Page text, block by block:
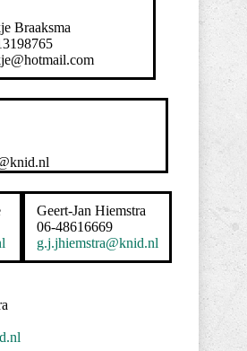
Geert-Jan Hiemstra
06-48616669
g.j.jhiemstra@knid.nl